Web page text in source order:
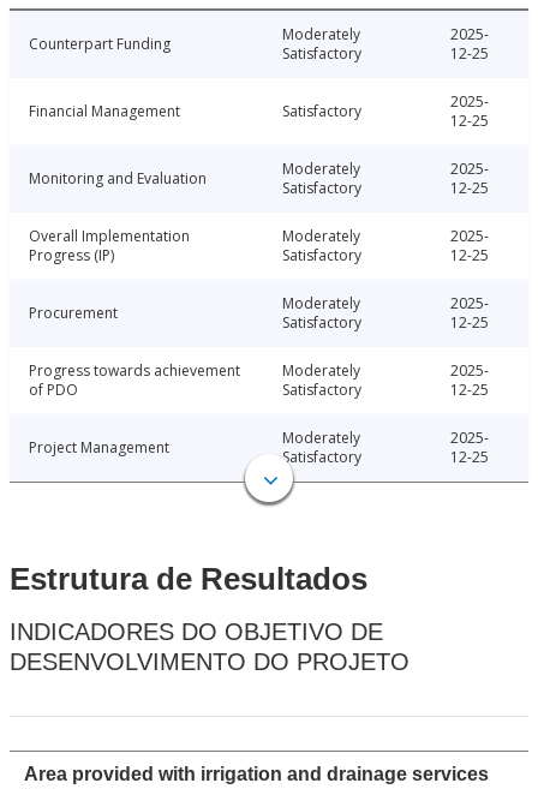
Counterpart Funding
Moderately
Satisfactory
2025-
12-25
Financial Management Satisfactory
2025-
12-25
Monitoring and Evaluation
Moderately
Satisfactory
2025-
12-25
Overall Implementation
Progress (IP)
Moderately
Satisfactory
2025-
12-25
Procurement
Moderately
Satisfactory
2025-
12-25
Progress towards achievement
of PDO
Moderately
Satisfactory
2025-
12-25
Project Management
Moderately
Satisfactory
2025-
12-25
Estrutura de Resultados
INDICADORES DO OBJETIVO DE
DESENVOLVIMENTO DO PROJETO
Area provided with irrigation and drainage services